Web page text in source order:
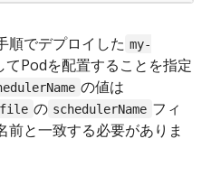
順でデプロイした my-
てPodを配置することを指定
の値は
の schedulerName フィ
前と一致する必要がありま